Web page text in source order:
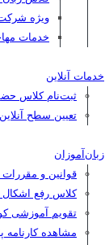
ویژه
خدمات
خدمات آنلاین
ثبت‌نام کلاس
تعیین سطح آنلاین
زبان‌آموزان
قوانین و مقررات
کلاس رفع اشکال
تقویم آموزشی
مشاهده کارنامه